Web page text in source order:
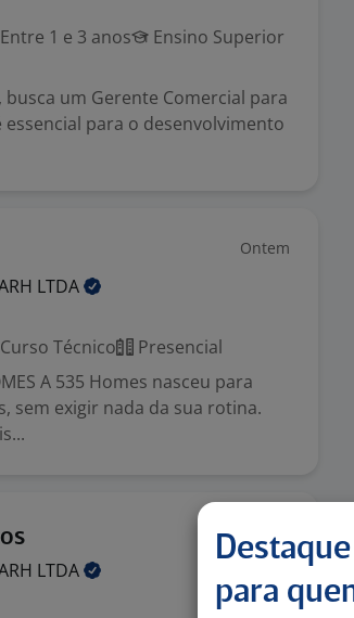
Entre 1 e 3 anos
Ensino Superior
busca um Gerente Comercial para
para o desenvolvimento
Ontem
LTDA
Curso Técnico
Presencial
A 535 Homes nasceu para
sem exigir nada da sua rotina.
Ontem
LTDA
para